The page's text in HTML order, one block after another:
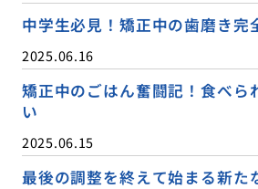
中学生必見！矯正中の歯磨き完
2025.06.16
矯正中のごはん奮闘記！食べら
い
2025.06.15
最後の調整を終えて始まる新た